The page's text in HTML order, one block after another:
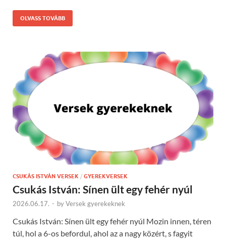
OLVASS TOVÁBB
CSUKÁS ISTVÁN VERSEK / GYEREKVERSEK
Csukás István: Sínen ült egy fehér nyúl
2026.06.17. - byVersek gyerekeknek
Csukás István: Sínen ült egy fehér nyúl Mozin innen, téren
túl, hol a 6-os befordul, ahol az a nagy közért, s fagyit